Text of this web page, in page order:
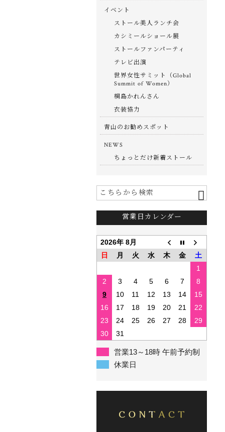
イベント
ストール美人ランチ会
カシミールショール展
ストールファンパーティ
テレビ出演
世界女性サミット（Global
Summit of Women）
桐島かれんさん
衣装協力
青山のお勧めスポット
NEWS
ちょっとだけ新着ストール
営業日カレンダー
2026年 8月
日
月 火 水 木 金
土
1
2
3 4 5 6 7
8
9
10 11 12 13 14
15
16
17 18 19 20 21
22
23
24 25 26 27 28
29
30
31
営業13～18時 午前予約制
休業日